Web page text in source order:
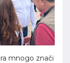
mnogo znači